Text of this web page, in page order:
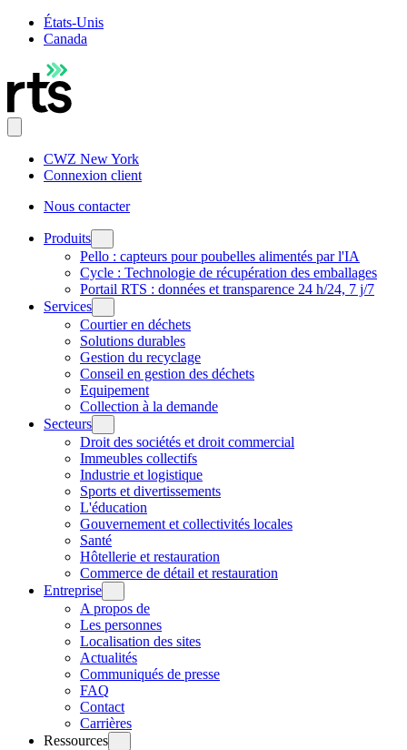
États-Unis
Canada
CWZ New York
Connexion client
Nous contacter
Produits
Pello : capteurs pour poubelles alimentés par l'IA
Cycle : Technologie de récupération des emballages
Portail RTS : données et transparence 24 h/24, 7 j/7
Services
Courtier en déchets
Solutions durables
Gestion du recyclage
Conseil en gestion des déchets
Equipement
Collection à la demande
Secteurs
Droit des sociétés et droit commercial
Immeubles collectifs
Industrie et logistique
Sports et divertissements
L'éducation
Gouvernement et collectivités locales
Santé
Hôtellerie et restauration
Commerce de détail et restauration
Entreprise
A propos de
Les personnes
Localisation des sites
Actualités
Communiqués de presse
FAQ
Contact
Carrières
Ressources